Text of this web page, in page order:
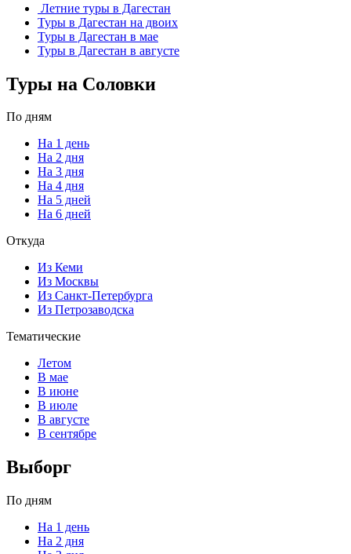
Летние туры в Дагестан
Туры в Дагестан на двоих
Туры в Дагестан в мае
Туры в Дагестан в августе
Туры на Соловки
По дням
На 1 день
На 2 дня
На 3 дня
На 4 дня
На 5 дней
На 6 дней
Откуда
Из Кеми
Из Москвы
Из Санкт-Петербурга
Из Петрозаводска
Тематические
Летом
В мае
В июне
В июле
В августе
В сентябре
Выборг
По дням
На 1 день
На 2 дня